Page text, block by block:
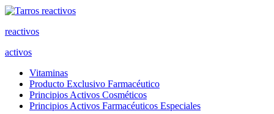
reactivos
activos
Vitaminas
Producto Exclusivo Farmacéutico
Principios Activos Cosméticos
Principios Activos Farmacéuticos Especiales